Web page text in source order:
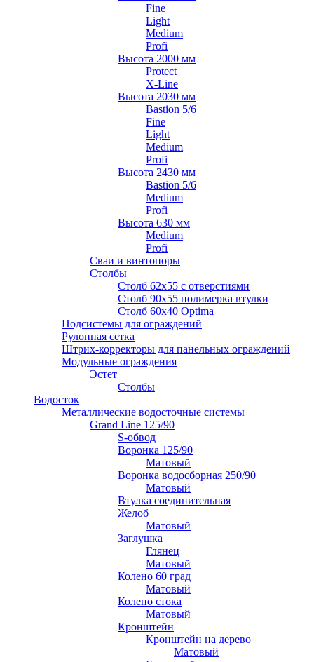
Fine
Light
Medium
Profi
Высота 2000 мм
Protect
X-Line
Высота 2030 мм
Bastion 5/6
Fine
Light
Medium
Profi
Высота 2430 мм
Bastion 5/6
Medium
Profi
Высота 630 мм
Medium
Profi
Сваи и винтопоры
Столбы
Cтолб 62х55 с отверстиями
Cтолб 90х55 полимерка втулки
Столб 60х40 Optima
Подсистемы для ограждений
Рулонная сетка
Штрих-корректоры для панельных ограждений
Модульные ограждения
Эстет
Столбы
Водосток
Металлические водосточные системы
Grand Line 125/90
S-обвод
Воронка 125/90
Матовый
Воронка водосборная 250/90
Матовый
Втулка соединительная
Желоб
Матовый
Заглушка
Глянец
Матовый
Колено 60 град
Матовый
Колено стока
Матовый
Кронштейн
Кронштейн на дерево
Матовый